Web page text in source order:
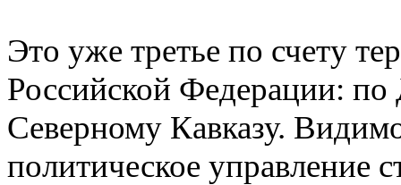
Это уже третье по счету
Российской Федерации:
Северному Кавказу.
политическое управление